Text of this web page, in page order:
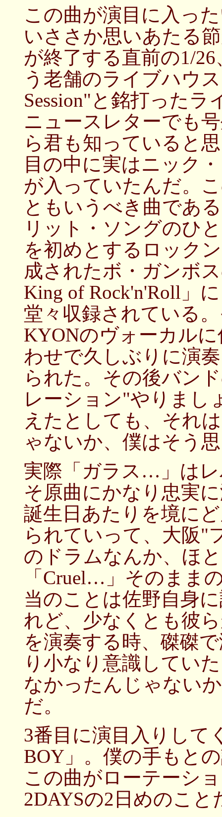
この曲が演目に入っ
いささか思いあたる
が終了する直前の1/
う老舗のライブハウ
Session"と銘打った
ニュースレターでも
ら君も知っていると
目の中に実はニック
が入っていたんだ。
ともいうべき曲であ
リット・ソングのひ
を初めとするロック
成されたボ・ガンボ
King of Rock'n'Roll」
堂々収録されている
KYONのヴォーカル
わせで久しぶりに演
られた。その後バン
レーション"やりまし
えたとしても、それ
ゃないか、僕はそう
実際「ガラス…」は
そ原曲にかなり忠実
誕生日あたりを境に
られていって、大阪"
のドラムなんか、ほ
「Cruel…」そのまま
当のことは佐野自身
れど、少なくとも彼
を演奏する時、磔磔
り小なり意識してい
なかったんじゃない
だ。
3番目に演目入りして
BOY」。僕の手もと
この曲がローテーシ
2DAYSの2日めのこと